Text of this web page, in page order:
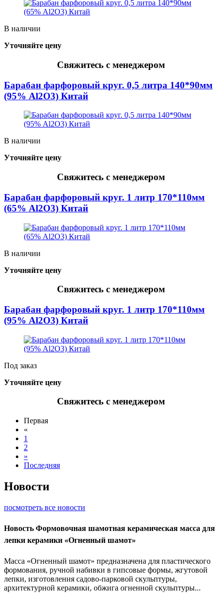
В наличии
Уточняйте цену
Свяжитесь с менеджером
Барабан фарфоровый круг. 0,5 литра 140*90мм
(95% Al2O3) Китай
В наличии
Уточняйте цену
Свяжитесь с менеджером
Барабан фарфоровый круг. 1 литр 170*110мм
(65% Al2O3) Китай
В наличии
Уточняйте цену
Свяжитесь с менеджером
Барабан фарфоровый круг. 1 литр 170*110мм
(95% Al2O3) Китай
Под заказ
Уточняйте цену
Свяжитесь с менеджером
Первая
«
1
2
»
Последняя
Новости
посмотреть все новости
Новость Формовочная шамотная керамическая масса для
лепки керамики «Огненный шамот»
Масса «Огненный шамот» предназначена для пластического
формования, ручной набивки в гипсовые формы, жгутовой
лепки, изготовления садово-парковой скульптуры,
архитектурной керамики, обжига огненной скульптуры...